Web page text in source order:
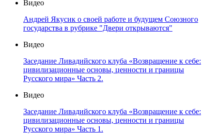
Видео
Андрей Якусик о своей работе и будущем Союзного
государства в рубрике "Двери открываются"
Видео
Заседание Ливадийского клуба «Возвращение к себе:
цивилизационные основы, ценности и границы
Русского мира» Часть 2.
Видео
Заседание Ливадийского клуба «Возвращение к себе:
цивилизационные основы, ценности и границы
Русского мира» Часть 1.